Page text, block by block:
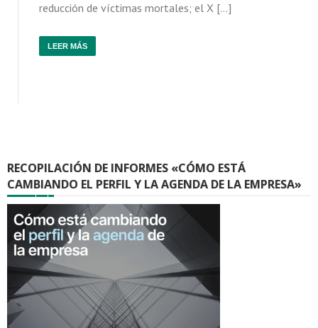
reducción de víctimas mortales; el X […]
LEER MÁS
RECOPILACIÓN DE INFORMES «CÓMO ESTÁ
CAMBIANDO EL PERFIL Y LA AGENDA DE LA EMPRESA»